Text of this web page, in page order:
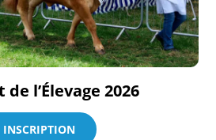
l’Élevage 2026
INSCRIPTION